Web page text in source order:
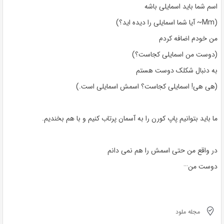
اسم شما باید اسمایلی باشه
(Mm~ آیا شما اسمایلی را دیده اید؟)
من خودم اضافه کردم
(دوست من اسمایلی کجاست؟)
به دنبال شکلک دوست هستم
(هی هی! اسمایلی کجاست؟ اسمش اسمایلی است.)
ما باید بتوانیم پاپ کورن را به آسمان پرتاب کنیم و با هم بخندیم.
در واقع من حتی اسمش را هم نمی دانم
دوست من···
مجله ملود